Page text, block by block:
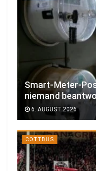
Smart-Meter-
niemand
6. AUGUST 2026
COTTBUS